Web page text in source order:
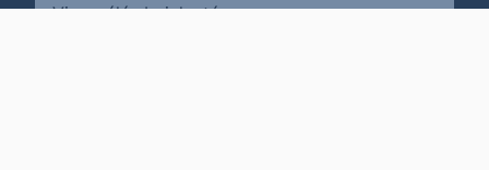
Visszaélés bejelentése(külső oldalra ugrik)